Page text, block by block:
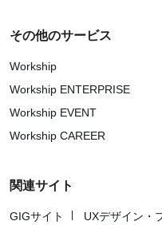
その他のサービス
Workship
Workship ENTERPRISE
Workship EVENT
Workship CAREER
関連サイト
GIGサイト
UXデザイン・